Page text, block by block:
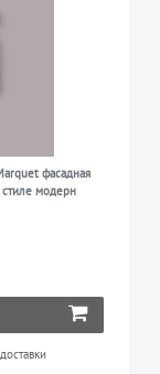
фасадная
модерн